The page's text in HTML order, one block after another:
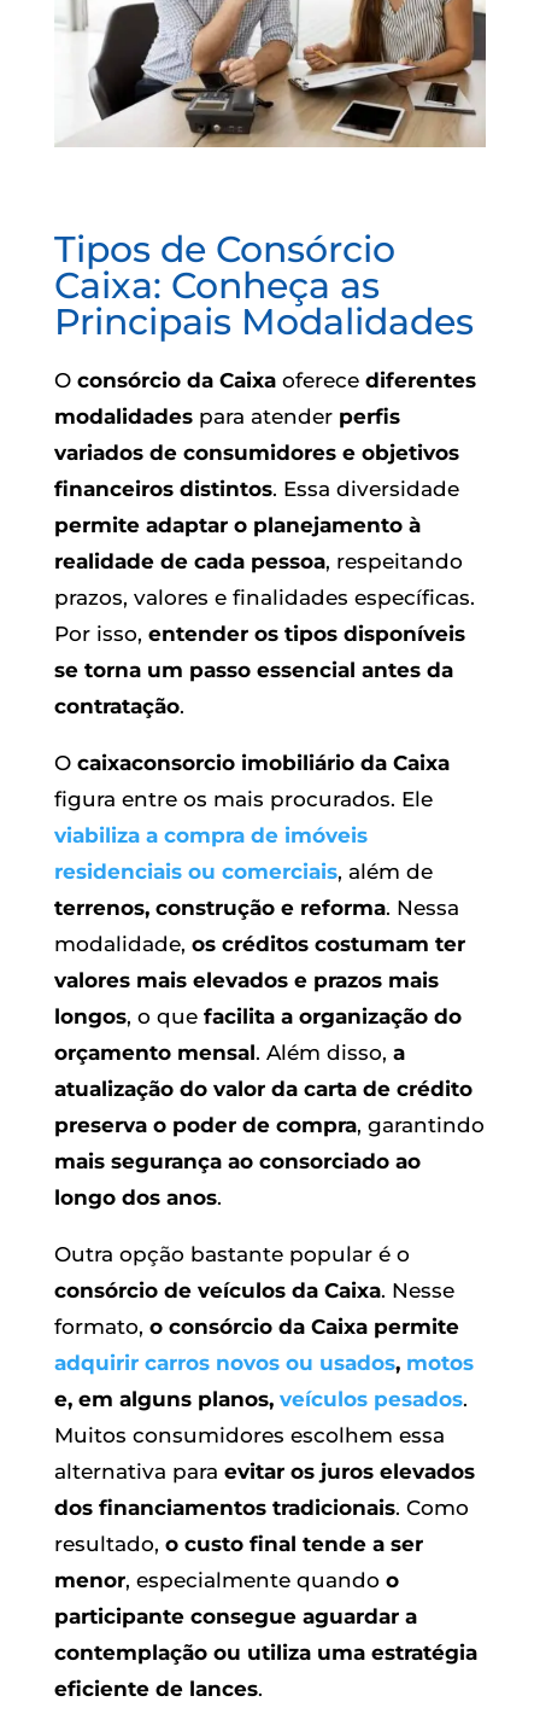
Tipos de Consórcio
Caixa: Conheça as
Principais Modalidades
O consórcio da Caixaoferece diferentes
modalidadespara atender perfis
variados de consumidores e objetivos
financeiros distintos. Essa diversidade
permite adaptar o planejamento à
realidade de cada pessoa, respeitando
prazos, valores e finalidades específicas.
Por isso, entender os tipos disponíveis
se torna um passo essencial antes da
contratação.
O caixaconsorcio imobiliário da Caixa
figura entre os mais procurados. Ele
viabiliza a compra de imóveis
residenciais ou comerciais, além de
terrenos, construção e reforma. Nessa
modalidade, os créditos costumam ter
valores mais elevados e prazos mais
longos, o que facilita a organização do
orçamento mensal. Além disso, a
atualização do valor da carta de crédito
preserva o poder de compra, garantindo
mais segurança ao consorciado ao
longo dos anos.
Outra opção bastante popular é o
consórcio de veículos da Caixa. Nesse
formato, o consórcio da Caixa permite
adquirir carros novos ou usados, motos
e, em alguns planos, veículos pesados.
Muitos consumidores escolhem essa
alternativa para evitar os juros elevados
dos financiamentos tradicionais. Como
resultado, o custo final tende a ser
menor, especialmente quando o
participante consegue aguardar a
contemplação ou utiliza uma estratégia
eficiente de lances.